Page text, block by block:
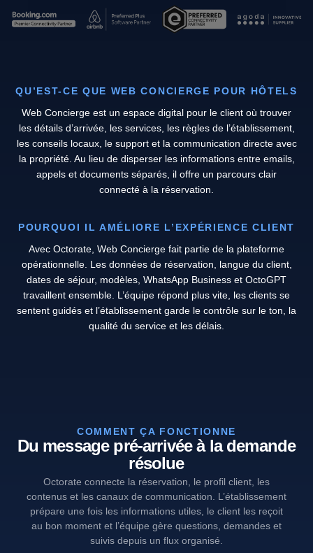
QU’EST-CE QUE WEB CONCIERGE POUR HÔTELS
Web Concierge est un espace digital pour le client où trouver
les détails d’arrivée, les services, les règles de l’établissement,
les conseils locaux, le support et la communication directe avec
la propriété. Au lieu de disperser les informations entre emails,
appels et documents séparés, il offre un parcours clair
connecté à la réservation.
POURQUOI IL AMÉLIORE L’EXPÉRIENCE CLIENT
Avec Octorate, Web Concierge fait partie de la plateforme
opérationnelle. Les données de réservation, langue du client,
dates de séjour, modèles, WhatsApp Business et OctoGPT
travaillent ensemble. L’équipe répond plus vite, les clients se
sentent guidés et l’établissement garde le contrôle sur le ton, la
qualité du service et les délais.
COMMENT ÇA FONCTIONNE
Du message pré-arrivée à la demande
résolue
Octorate connecte la réservation, le profil client, les
contenus et les canaux de communication. L’établissement
prépare une fois les informations utiles, le client les reçoit
au bon moment et l’équipe gère questions, demandes et
suivis depuis un flux organisé.